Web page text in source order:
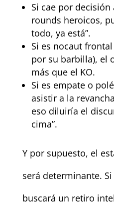
Si cae por
rounds heroicos,
todo, ya está”.
Si es nocaut
por su barbilla), el
más que el KO.
Si es empate o
asistir a la
eso diluiría el
cima”.
Y por supuesto, el
será determinante.
buscará un retiro